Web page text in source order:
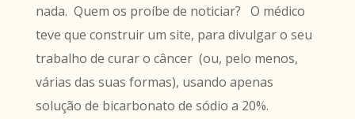
nada. Quem os proíbe de noticiar? O médico
teve que construir um site, para divulgar o seu
trabalho de curar o câncer (ou, pelo menos,
várias das suas formas), usando apenas
solução de bicarbonato de sódio a 20%.